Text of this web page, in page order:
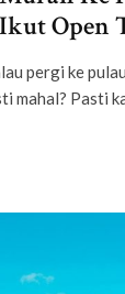
Open
pergi ke
mahal? Pasti